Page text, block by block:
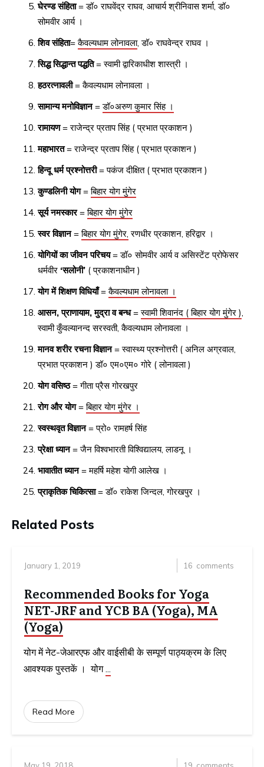
घेरण्ड संहिता= डॉ० राघवेंद्र राघव, आचार्य श्रीनिवास शर्मा, डॉ०
सोमवीर आर्य ।
शिव संहिता=कैवल्यधाम लोनावला, डॉ० राघवेन्द्र राघव ।
सिद्ध सिद्धान्त पद्धति= स्वामी द्वारिकाधीश शास्त्री ।
हठरत्नावली= कैवल्यधाम लोनावला ।
सामान्य मनोविज्ञान=डॉ०अरुण कुमार सिंह ।
रामायण= राजेन्द्र प्रताप सिंह ( प्रभात प्रकाशन )
महाभारत= राजेन्द्र प्रताप सिंह ( प्रभात प्रकाशन )
हिन्दू धर्म प्रश्नोत्तरी= पकंज दीक्षित ( प्रभात प्रकाशन )
कुण्डलिनी योग=बिहार योग मुंगेर
सूर्य नमस्कार=बिहार योग मुंगेर
स्वर विज्ञान=बिहार योग मुंगेर, रणधीर प्रकाशन, हरिद्वार ।
योगियों का जीवन परिचय= डॉ० सोमवीर आर्य व असिस्टेंट प्रोफेसर
धर्मवीर ‘सलोनी’( प्रकाशनाधीन )
योग में शिक्षण विधियाँ=कैवल्यधाम लोनावला ।
आसन, प्राणायाम, मुद्रा व बन्ध=स्वामी शिवानंद ( बिहार योग मुंगेर ),
स्वामी कुँवल्यानन्द सरस्वती, कैवल्यधाम लोनावला ।
मानव शरीर रचना विज्ञान= स्वास्थ्य प्रश्नोत्तरी ( अनिल अग्रवाल,
प्रभात प्रकाशन ) डॉ० एम०एम० गोरे ( लोनावला )
योग वसिष्ठ= गीता प्रैस गोरखपुर
रोग और योग=बिहार योग मुंगेर ।
स्वस्थवृत विज्ञान= प्रो० रामहर्ष सिंह
प्रेक्षा ध्यान= जैन विश्वभारती विश्विद्यालय, लाडनू ।
भावातीत ध्यान= महर्षि महेश योगी आलेख ।
प्राकृतिक चिकित्सा= डॉ० राकेश जिन्दल, गोरखपुर ।
Related Posts
January 1, 2019 16 comments
Recommended Books for Yoga
NET-JRF and YCB BA (Yoga), MA
(Yoga)
योग में नेट-जेआरएफ और वाईसीबी के सम्पूर्ण पाठ्यक्रम के लिए
आवश्यक पुस्तकें । योग...
Read More